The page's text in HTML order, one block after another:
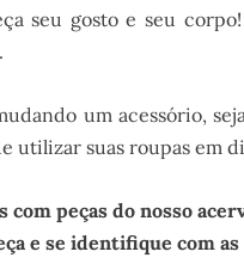
seu gosto e seu
um acessório,
utilizar suas roupas em
peças do nosso
e se identifique com as